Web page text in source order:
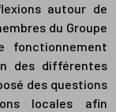
autour de
du Groupe
fonctionnement
des différentes
des questions
locales afin